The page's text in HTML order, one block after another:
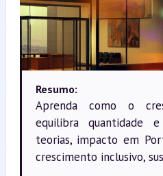
Resumo:
Aprenda como o
equilibra quantidade
teorias, impacto em
crescimento inclusivo,